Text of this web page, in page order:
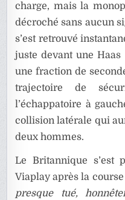
charge, mais la
décroché sans aucun
s’est retrouvé
juste devant une
une fraction de
trajectoire de
l’échappatoire à
collision latérale qui
deux hommes.
Le Britannique s’est
Viaplay après la course
presque tué,